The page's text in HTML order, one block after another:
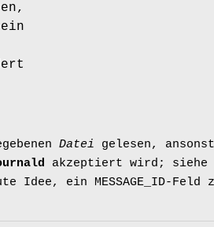
Datei gelesen,
akzeptiert wird; siehe
ein MESSAGE_ID-Feld